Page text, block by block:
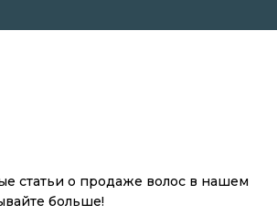
статьи о продаже волос в нашем
больше!